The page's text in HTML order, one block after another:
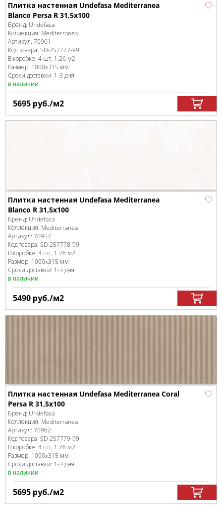
Плитка настенная Undefasa Mediterranea
Blanco Persa R 31,5x100
Бренд: Undefasa
Коллекция: Mediterranea
Артикул: 70961
Код товара: SD-257777-99
В коробке: 4 шт, 1.26 м2
Размер: 1000x315 мм
Сроки доставки: 1-3 дня
в наличии
5695 руб./м2
Плитка настенная Undefasa Mediterranea
Blanco R 31,5x100
Бренд: Undefasa
Коллекция: Mediterranea
Артикул: 70957
Код товара: SD-257778-99
В коробке: 4 шт, 1.26 м2
Размер: 1000x315 мм
Сроки доставки: 1-3 дня
в наличии
5490 руб./м2
Плитка настенная Undefasa Mediterranea Coral
Persa R 31,5x100
Бренд: Undefasa
Коллекция: Mediterranea
Артикул: 70962
Код товара: SD-257779-99
В коробке: 4 шт, 1.26 м2
Размер: 1000x315 мм
Сроки доставки: 1-3 дня
в наличии
5695 руб./м2